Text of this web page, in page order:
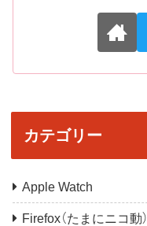
カテゴリー
Apple Watch
Firefox（たまにニコ動）